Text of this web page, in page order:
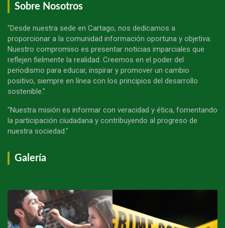
Sobre Nosotros
"Desde nuestra sede en Cartago, nos dedicamos a
proporcionar a la comunidad información oportuna y objetiva.
Nuestro compromiso es presentar noticias imparciales que
reflejen fielmente la realidad. Creemos en el poder del
periodismo para educar, inspirar y promover un cambio
positivo, siempre en línea con los principios del desarrollo
sostenible."
"Nuestra misión es informar con veracidad y ética, fomentando
la participación ciudadana y contribuyendo al progreso de
nuestra sociedad."
Galería